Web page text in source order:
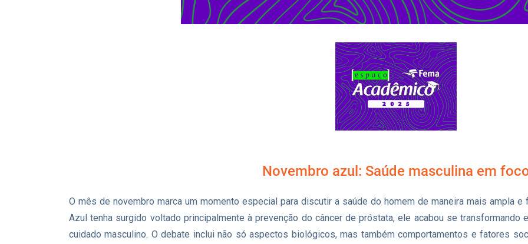
Novembro azul: Saúde masculina em
O mês de novembro marca um momento especial para discutir a saúde do homem de maneira mais ampla e
Azul tenha surgido voltado principalmente à prevenção do câncer de próstata, ele acabou se
cuidado masculino. O debate inclui não só aspectos biológicos, mas também comportamentos e fatores